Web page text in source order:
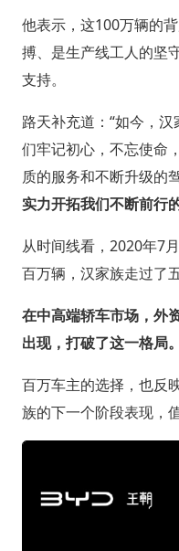
他表示，这100万辆的
搏、是生产线工人的坚
支持。
路天补充道：“如今，
们牢记初心，不忘使命
质的服务和不断升级的
实力开拓我们不断前行
从时间线看，2020年7
百万辆，汉家族走过了
在中高端轿车市场，外
出现，打破了这一格局。
百万车主的选择，也反
族的下一个阶段表现，